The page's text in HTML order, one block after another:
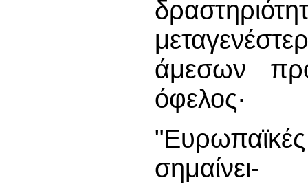
άμεσων
όφελος·
σημαίνει-